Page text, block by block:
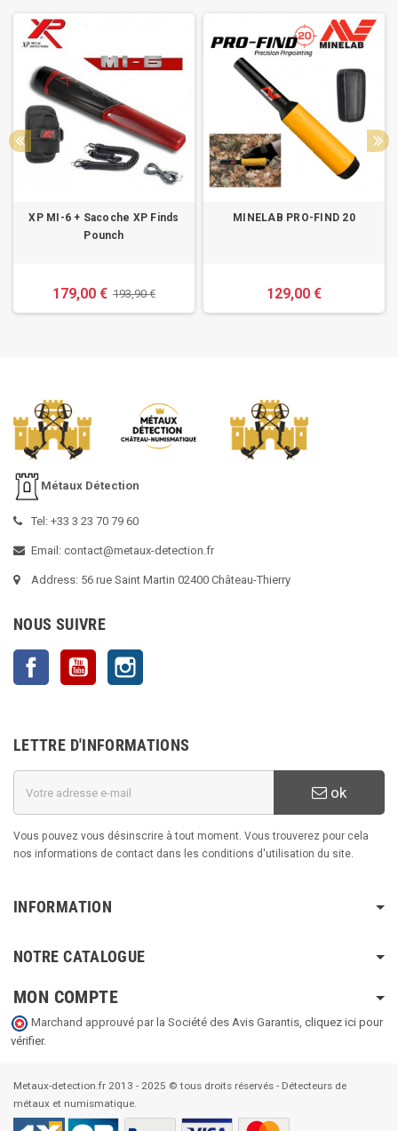
XP MI-6 + Sacoche XP Finds
Pounch
179,00 € 193,90 €
MINELAB PRO-FIND 20
129,00 €
Métaux Détection
Tel: +33 3 23 70 79 60
Email: contact@metaux-detection.fr
Address: 56 rue Saint Martin 02400 Château-Thierry
NOUS SUIVRE
Facebook YouTube
LETTRE D'INFORMATIONS
ok
Vous pouvez vous désinscrire à tout moment. Vous trouverez pour cela
nos informations de contact dans les conditions d'utilisation du site.
INFORMATION
NOTRE CATALOGUE
MON COMPTE
Marchand approuvé par la Société des Avis Garantis, cliquez ici pour
vérifier.
Metaux-detection.fr 2013 - 2025 © tous droits réservés - Détecteurs de
métaux et numismatique.